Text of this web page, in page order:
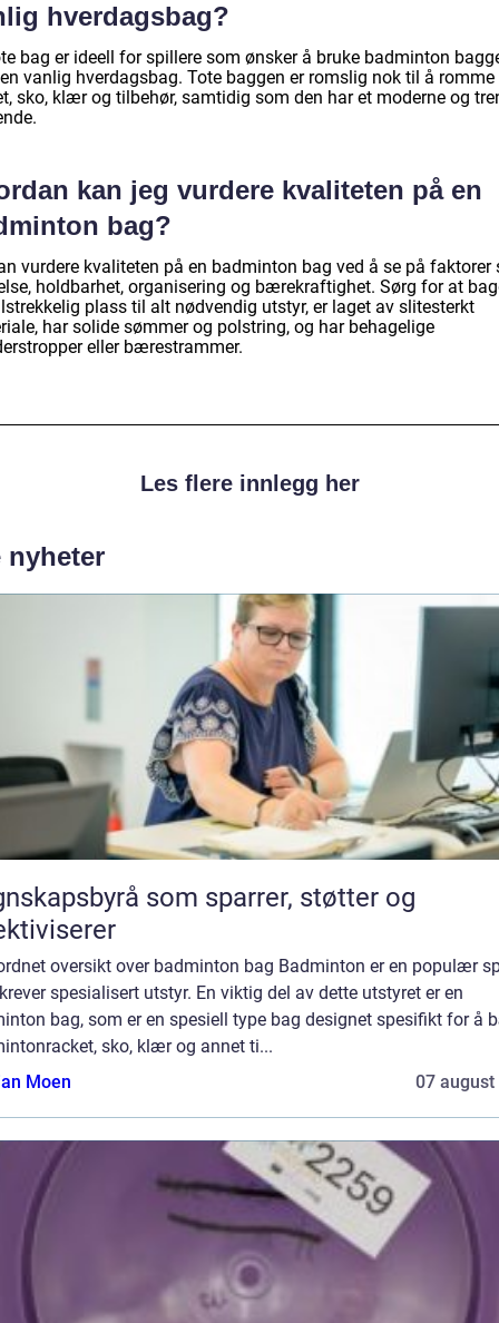
hverdagsbag?
bag er ideell for spillere som ønsker å bruke badminton
vanlig hverdagsbag. Tote baggen er romslig nok til å romme
sko, klær og tilbehør, samtidig som den har et moderne og
kan jeg vurdere kvaliteten på en
bag?
vurdere kvaliteten på en badminton bag ved å se på faktorer
holdbarhet, organisering og bærekraftighet. Sørg for at
plass til alt nødvendig utstyr, er laget av slitesterkt
har solide sømmer og polstring, og har behagelige
eller bærestrammer.
Les flere innlegg her
nyheter
som sparrer, støtter og
oversikt over badminton bag Badminton er en populær
spesialisert utstyr. En viktig del av dette utstyret er en
bag, som er en spesiell type bag designet spesifikt for å
sko, klær og annet ti...
Moen
07 august